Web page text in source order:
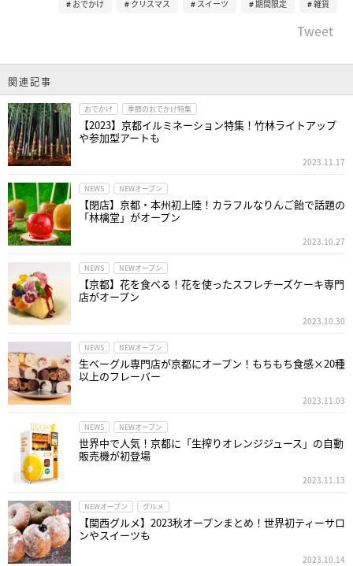
おでかけ クリスマス スイーツ 期間限定 雑貨
Tweet
関連記事
おでかけ 季節のおでかけ特集
【2023】京都イルミネーション特集！竹林ライトアップ
や参加型アートも
2023.11.17
NEWS NEWオープン
【閉店】京都・本州初上陸！カラフルなりんご飴で話題の
「林檎堂」がオープン
2023.10.27
NEWS NEWオープン
【京都】花を食べる！花を使ったスフレチーズケーキ専門
店がオープン
2023.10.30
NEWS NEWオープン
生ベーグル専門店が京都にオープン！もちもち食感×20種
以上のフレーバー
2023.11.03
NEWS NEWオープン
世界中で人気！京都に「生搾りオレンジジュース」の自動
販売機が初登場
2023.11.13
NEWオープン グルメ
【関西グルメ】2023秋オープンまとめ！世界初ティーサロ
ンやスイーツも
2023.10.14